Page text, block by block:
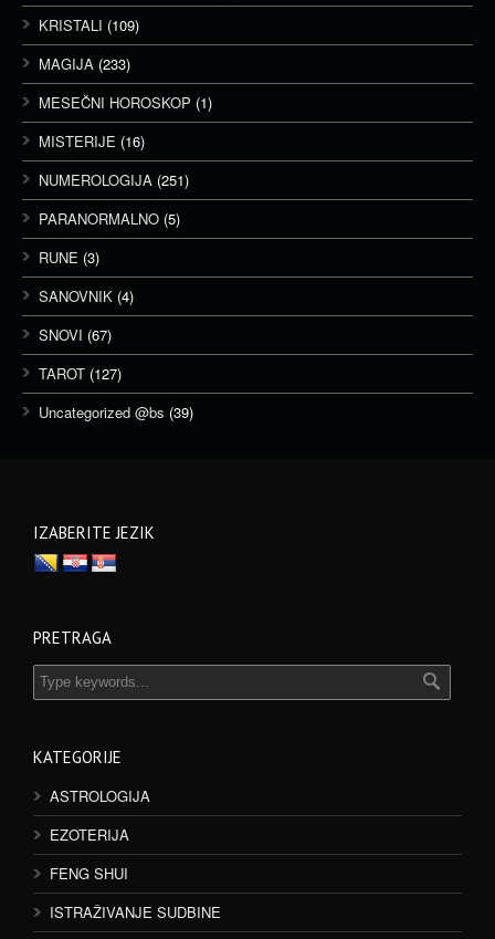
KRISTALI (109)
MAGIJA (233)
MESEČNI HOROSKOP (1)
MISTERIJE (16)
NUMEROLOGIJA (251)
PARANORMALNO (5)
RUNE (3)
SANOVNIK (4)
SNOVI (67)
TAROT (127)
Uncategorized @bs (39)
IZABERITE JEZIK
PRETRAGA
KATEGORIJE
ASTROLOGIJA
EZOTERIJA
FENG SHUI
ISTRAŽIVANJE SUDBINE